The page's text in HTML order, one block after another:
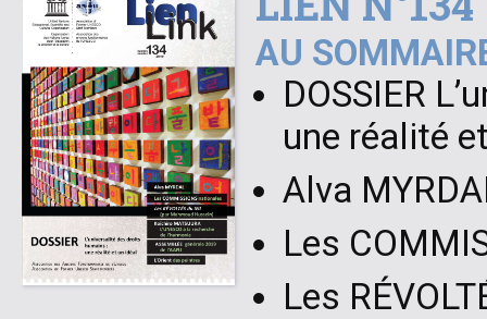
AU
DOSSIER
une réalité
Alva
Les
Les